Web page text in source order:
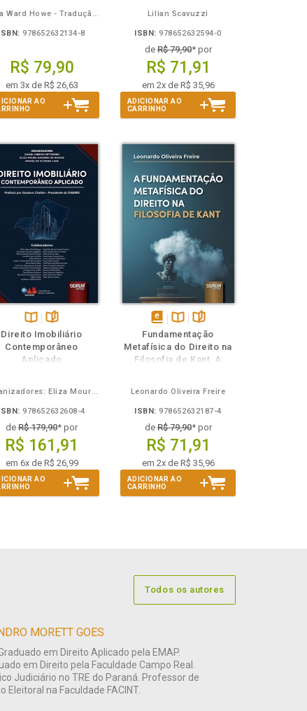
Julia Ward Howe - Tradução: Osvaldo Ferreira de Carvalho
978652632134-8
R$ 79,90
em 3x de R$ 26,63
AO
Lilian Scavuzzi
ISBN: 978652632594-0
deR$ 79,90* por
R$ 71,91
em 2x de R$ 35,96
ADICIONAR AO
CARRINHO
Disponível
na
B.V.
páginas
Direito Imobiliário
Contemporâneo
Aplicado
Organizadores: Eliza Moura Navarro de Novaes, Rafael de Oliveira Lage, Daniel Ribeiro Pettersen
978652632608-4
de R$ 179,90* por
R$ 161,91
em 6x de R$ 26,99
AO
disponível
em
eBook
Disponível
na
B.V.
páginas
Fundamentação
Metafísica do Direito na
Filosofia de Kant, A
Leonardo Oliveira Freire
ISBN: 978652632187-4
deR$ 79,90* por
R$ 71,91
em 2x de R$ 35,96
ADICIONAR AO
CARRINHO
Todos os autores
MORETT GOES
em Direito Aplicado pela EMAP.
em Direito pela Faculdade Campo Real.
Judiciário no TRE do Paraná. Professor de
Eleitoral na Faculdade FACINT.